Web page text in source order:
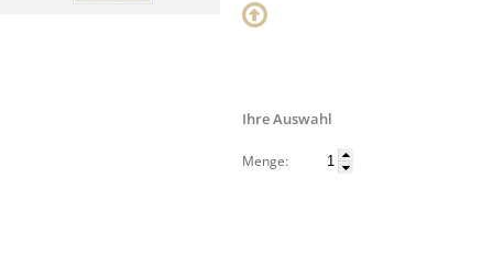
Ihre Auswahl
Menge: